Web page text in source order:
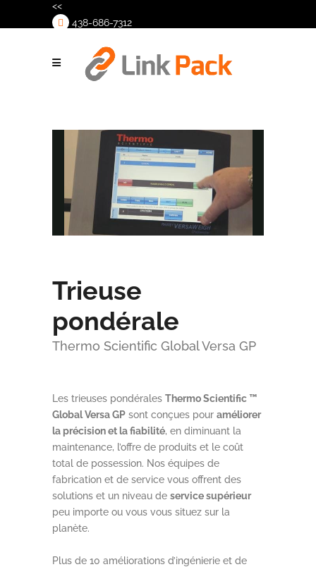
<<
438-686-7312
Trieuse
pondérale
Thermo Scientific Global Versa GP
Les trieuses pondérales Thermo Scientific ™
Global Versa GP sont conçues pour améliorer
la précision et la fiabilité, en diminuant la
maintenance, l’offre de produits et le coût
total de possession. Nos équipes de
fabrication et de service vous offrent des
solutions et un niveau de service supérieur
peu importe ou vous vous situez sur la
planète.
Plus de 10 améliorations d’ingénierie et de